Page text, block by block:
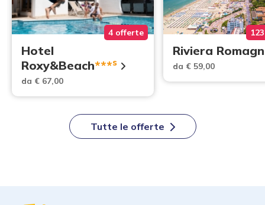
4 offerte
Hotel
Roxy&Beach***s
da € 67,00
Riviera
da € 59,00
Tutte le offerte